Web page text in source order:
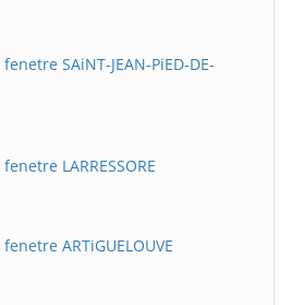
SAiNT-JEAN-PiED-DE-
LARRESSORE
ARTiGUELOUVE